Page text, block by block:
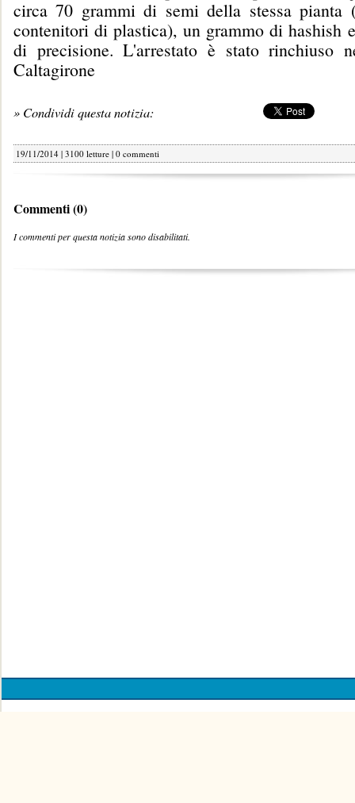
circa 70 grammi di semi della stessa pianta
contenitori di plastica), un grammo di hashish
di precisione. L'arrestato è stato rinchiuso
Caltagirone
» Condividi questa notizia:
19/11/2014 | 3100 letture | 0 commenti
Commenti (0)
I commenti per questa notizia sono disabilitati.